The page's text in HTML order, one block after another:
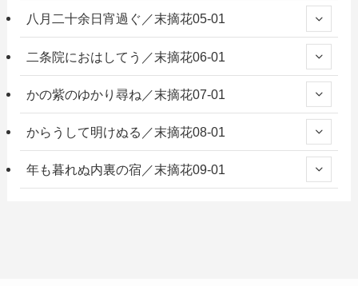
八月二十余日宵過ぐ／末摘花05-01
二条院におはしてう／末摘花06-01
かの紫のゆかり尋ね／末摘花07-01
からうして明けぬる／末摘花08-01
年も暮れぬ内裏の宿／末摘花09-01